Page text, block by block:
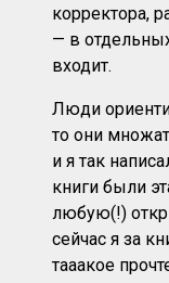
корректора,
— в
входит.
Люди
то они
и я так
книги были
любую(!)
сейчас я за
тааакое